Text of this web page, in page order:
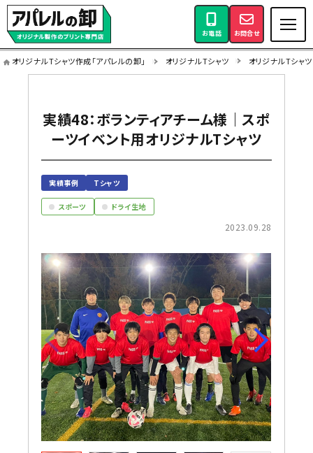
お電話 お問合せ
オリジナルTシャツ作成「アパレルの卸」 オリジナルTシャツ オリジナルTシャ
実績48：ボランティアチーム様｜スポ
ーツイベント用オリジナルTシャツ
実績事例 Tシャツ
スポーツ ドライ生地
2023.09.28